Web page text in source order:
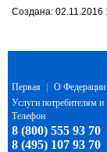
Создана: 02.11.2016
Первая О Федерации
Услуги потребителям
Телефон
8 (800) 555 93 70
8 (495) 107 93 70